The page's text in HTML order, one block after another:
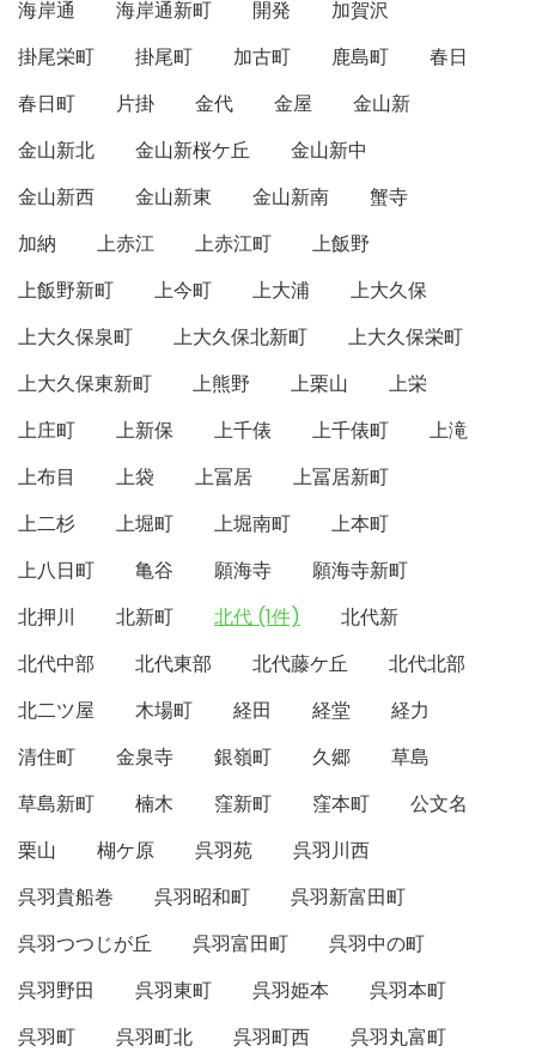
海岸通 海岸通新町 開発
加賀沢
掛尾栄町
掛尾町 加古町 鹿島町
春日
春日町
片掛 金代 金屋
金山新
金山新北
金山新桜ケ丘
金山新中
金山新西
金山新東 金山新南
蟹寺
加納
上赤江 上赤江町
上飯野
上飯野新町
上今町 上大浦
上大久保
上大久保泉町
上大久保北新町
上大久保栄町
上大久保東新町
上熊野 上栗山
上栄
上庄町
上新保 上千俵 上千俵町
上滝
上布目
上袋 上冨居
上冨居新町
上二杉
上堀町 上堀南町
上本町
上八日町
亀谷 願海寺
願海寺新町
北押川
北新町 北代 (1件)
北代新
北代中部
北代東部 北代藤ケ丘
北代北部
北二ツ屋
木場町 経田 経堂
経力
清住町
金泉寺 銀嶺町 久郷
草島
草島新町
楠木 窪新町 窪本町
公文名
栗山
楜ケ原 呉羽苑
呉羽川西
呉羽貴船巻
呉羽昭和町
呉羽新富田町
呉羽つつじが丘
呉羽富田町
呉羽中の町
呉羽野田
呉羽東町 呉羽姫本
呉羽本町
呉羽町
呉羽町北 呉羽町西
呉羽丸富町